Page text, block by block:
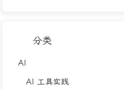
分类
AI
AI 工具实践